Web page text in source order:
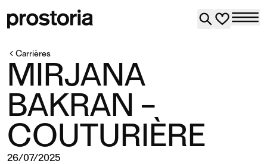
Carrières
MIRJANA
BAKRAN –
COUTURIÈRE
26/07/2025